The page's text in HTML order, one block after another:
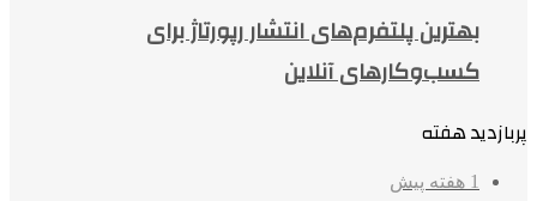
بهترین پلتفرم‌های انتشار رپورتاژ برای
کسب‌وکارهای آنلاین
پربازدید هفته
1 هفته پیش